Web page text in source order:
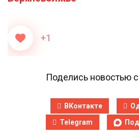
+1
Поделись новостью
ВКонтакте
Telegram